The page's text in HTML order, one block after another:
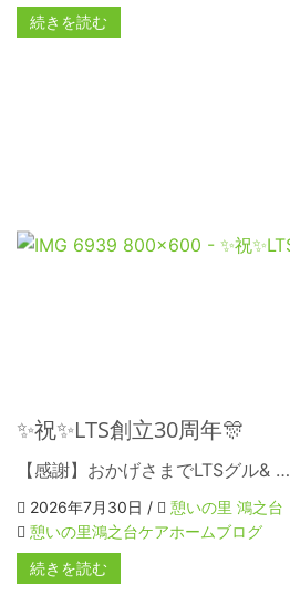
続きを読む
✨祝✨LTS創立30周年🎊
【感謝】おかげさまでLTSグル& …
2026年7月30日 /
憩いの里 鴻之台
憩いの里鴻之台ケアホームブログ
続きを読む